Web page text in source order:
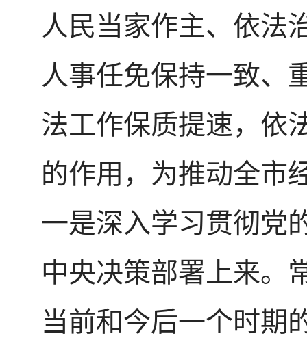
人民当家作主、依法
人事任免保持一致、
法工作保质提速，依
的作用，为推动全市
一是深入学习贯彻党
中央决策部署上来。
当前和今后一个时期